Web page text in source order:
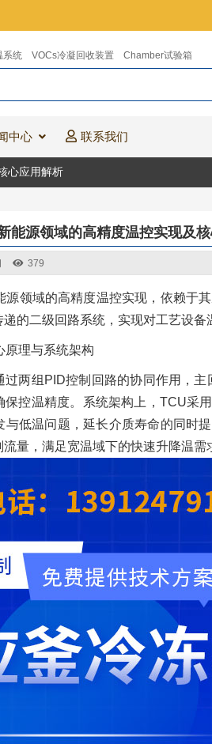
系统 VOCs冷凝回收装置 Chamber试验箱
中心 联系我们
心应用解析
能源领域的高精度温控实现及
379
源领域的高精度温控实现，依赖于
的二级回路系统，实现对工艺设备
原理与系统架构
过两组PID控制回路的协同作用，
保控温精度。系统架构上，TCU采
与低温问题，延长介质寿命的同时
量，满足宽温域下的快速升降温需